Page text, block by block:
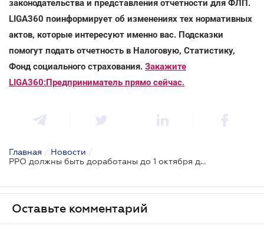
законодательства и представления отчетности для ФЛП.
LIGA360 поинформирует об изменениях тех нормативных
актов, которые интересуют именно вас. Подсказки
помогут подать отчетность в Налоговую, Статистику,
Фонд социального страхования. Закажите
LIGA360:Предприниматель прямо сейчас.
Главная / Новости /
РРО должны быть доработаны до 1 октября для отображения новых реквизитов в чеках
Оставьте комментарий